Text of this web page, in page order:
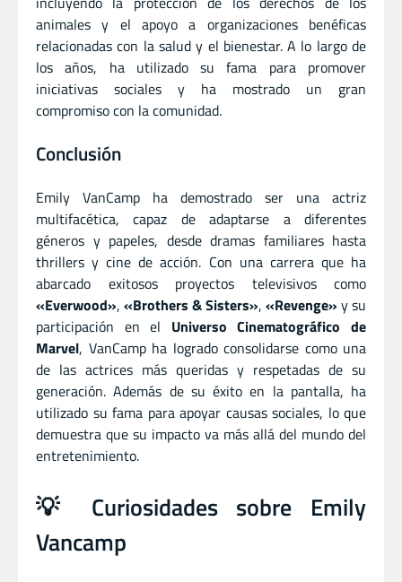
animales y el apoyo a organizaciones benéficas
relacionadas con la salud y el bienestar. A lo largo de
los años, ha utilizado su fama para promover
iniciativas sociales y ha mostrado un gran
compromiso con la comunidad.
Conclusión
Emily VanCamp ha demostrado ser una actriz
multifacética, capaz de adaptarse a diferentes
géneros y papeles, desde dramas familiares hasta
thrillers y cine de acción. Con una carrera que ha
abarcado exitosos proyectos televisivos como
«Everwood», «Brothers & Sisters», «Revenge» y su
participación en el Universo Cinematográfico de
Marvel, VanCamp ha logrado consolidarse como una
de las actrices más queridas y respetadas de su
generación. Además de su éxito en la pantalla, ha
utilizado su fama para apoyar causas sociales, lo que
demuestra que su impacto va más allá del mundo del
entretenimiento.
💡 Curiosidades sobre Emily
Vancamp